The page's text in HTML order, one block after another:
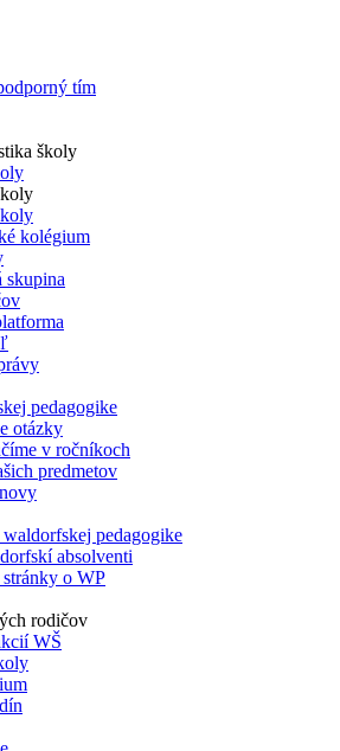
tím
školy
kolégium
skupina
pedagogike
otázky
v ročníkoch
predmetov
pedagogike
absolventi
o WP
rodičov
WŠ